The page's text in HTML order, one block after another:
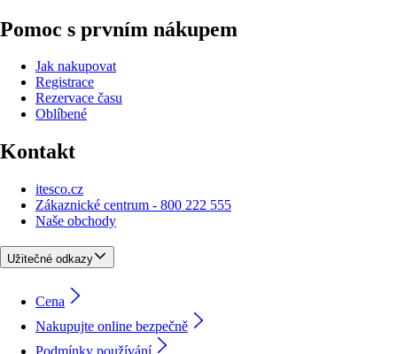
Pomoc s prvním nákupem
Jak nakupovat
Registrace
Rezervace času
Oblíbené
Kontakt
itesco.cz
Zákaznické centrum - 800 222 555
Naše obchody
Užitečné odkazy
Cena
Nakupujte online bezpečně
Podmínky používání